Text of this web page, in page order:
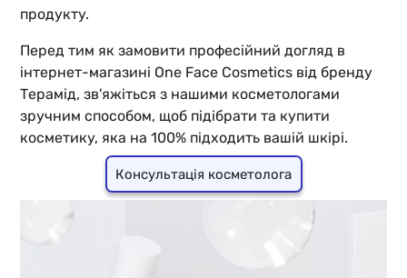
продукту.
Перед тим як замовити професійний догляд в
інтернет-магазині One Face Cosmetics від бренду
Терамід, зв'яжіться з нашими косметологами
зручним способом, щоб підібрати та купити
косметику, яка на 100% підходить вашій шкірі.
Консультація косметолога